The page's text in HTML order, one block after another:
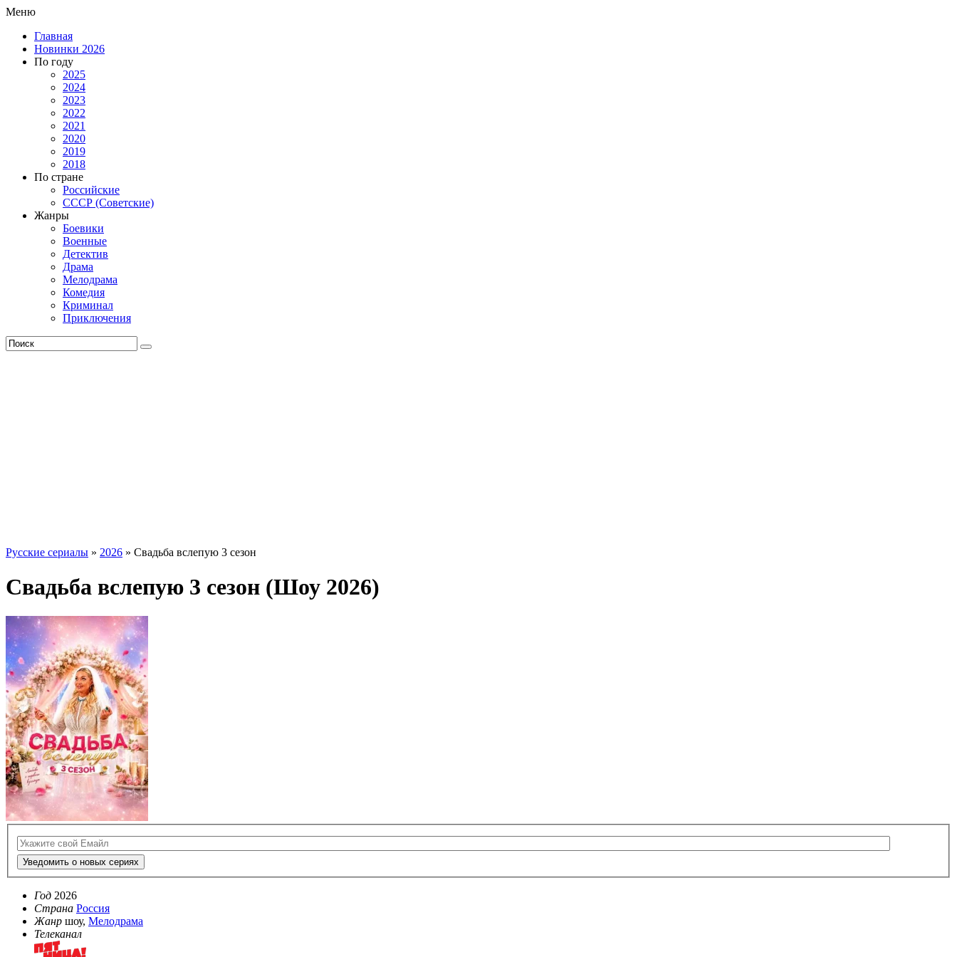
Меню
Главная
Новинки 2026
По году
2025
2024
2023
2022
2021
2020
2019
2018
По стране
Российские
СССР (Советские)
Жанры
Боевики
Военные
Детектив
Драма
Мелодрама
Комедия
Криминал
Приключения
Русские сериалы » 2026 » Свадьба вслепую 3 сезон
Свадьба вслепую 3 сезон (Шоу 2026)
Уведомить о новых сериях
Год 2026
Страна Россия
Жанр шоу, Мелодрама
Телеканал